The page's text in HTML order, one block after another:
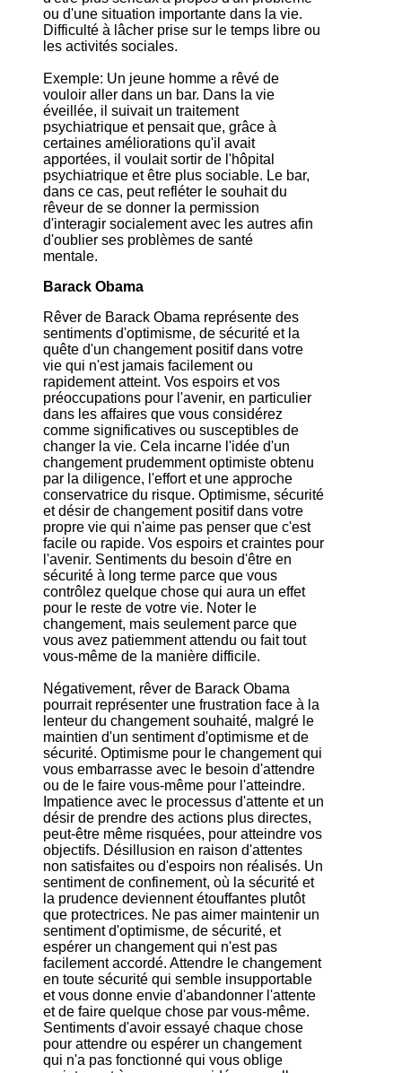
ou d'une situation importante dans la vie.
Difficulté à lâcher prise sur le temps libre ou
les activités sociales.
Exemple: Un jeune homme a rêvé de
vouloir aller dans un bar. Dans la vie
éveillée, il suivait un traitement
psychiatrique et pensait que, grâce à
certaines améliorations qu'il avait
apportées, il voulait sortir de l'hôpital
psychiatrique et être plus sociable. Le bar,
dans ce cas, peut refléter le souhait du
rêveur de se donner la permission
d'interagir socialement avec les autres afin
d'oublier ses problèmes de santé
mentale.
Barack Obama
Rêver de Barack Obama représente des
sentiments d'optimisme, de sécurité et la
quête d'un changement positif dans votre
vie qui n'est jamais facilement ou
rapidement atteint. Vos espoirs et vos
préoccupations pour l'avenir, en particulier
dans les affaires que vous considérez
comme significatives ou susceptibles de
changer la vie. Cela incarne l'idée d'un
changement prudemment optimiste obtenu
par la diligence, l'effort et une approche
conservatrice du risque. Optimisme, sécurité
et désir de changement positif dans votre
propre vie qui n'aime pas penser que c'est
facile ou rapide. Vos espoirs et craintes pour
l'avenir. Sentiments du besoin d'être en
sécurité à long terme parce que vous
contrôlez quelque chose qui aura un effet
pour le reste de votre vie. Noter le
changement, mais seulement parce que
vous avez patiemment attendu ou fait tout
vous-même de la manière difficile.
Négativement, rêver de Barack Obama
pourrait représenter une frustration face à la
lenteur du changement souhaité, malgré le
maintien d'un sentiment d'optimisme et de
sécurité. Optimisme pour le changement qui
vous embarrasse avec le besoin d'attendre
ou de le faire vous-même pour l'atteindre.
Impatience avec le processus d'attente et un
désir de prendre des actions plus directes,
peut-être même risquées, pour atteindre vos
objectifs. Désillusion en raison d'attentes
non satisfaites ou d'espoirs non réalisés. Un
sentiment de confinement, où la sécurité et
la prudence deviennent étouffantes plutôt
que protectrices. Ne pas aimer maintenir un
sentiment d'optimisme, de sécurité, et
espérer un changement qui n'est pas
facilement accordé. Attendre le changement
en toute sécurité qui semble insupportable
et vous donne envie d'abandonner l'attente
et de faire quelque chose par vous-même.
Sentiments d'avoir essayé chaque chose
pour attendre ou espérer un changement
qui n'a pas fonctionné qui vous oblige